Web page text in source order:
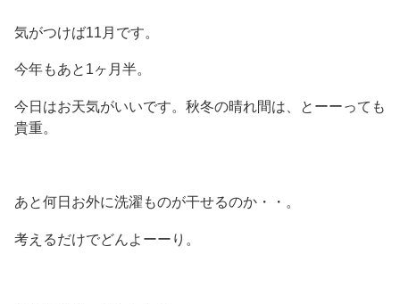
気がつけば11月です。
今年もあと1ヶ月半。
今日はお天気がいいです。秋冬の晴れ間は、とーーっても
貴重。
あと何日お外に洗濯ものが干せるのか・・。
考えるだけでどんよーーり。